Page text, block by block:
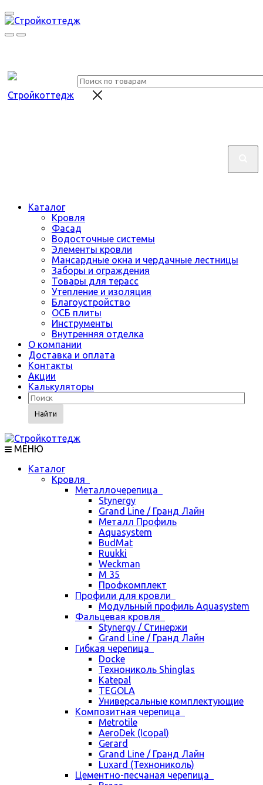
Каталог
Кровля
Фасад
Водосточные системы
Элементы кровли
Мансардные окна и чердачные лестницы
Заборы и ограждения
Товары для терасс
Утепление и изоляция
Благоустройство
ОСБ плиты
Инструменты
Внутренняя отделка
О компании
Доставка и оплата
Контакты
Акции
Калькуляторы
Найти
МЕНЮ
Каталог
Кровля
Металлочерепица
Stynergy
Grand Line / Гранд Лайн
Металл Профиль
Aquasystem
BudMat
Ruukki
Weckman
М 35
Профкомплект
Профили для кровли
Модульный профиль Aquasystem
Фальцевая кровля
Stynergy / Стинержи
Grand Line / Гранд Лайн
Гибкая черепица
Docke
Технониколь Shinglas
Katepal
TEGOLA
Универсальные комплектующие
Композитная черепица
Metrotile
AeroDek (Icopal)
Gerard
Grand Line / Гранд Лайн
Luxard (Технониколь)
Цементно-песчаная черепица